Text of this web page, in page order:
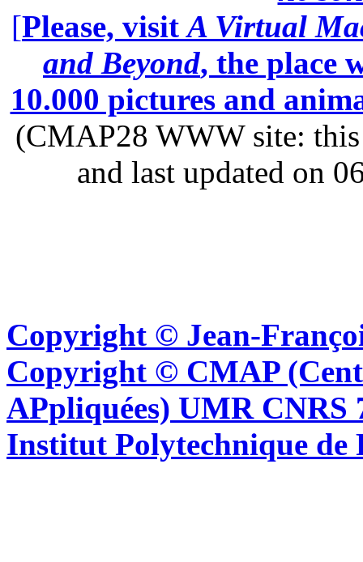
[Please, visit A Virtual
and Beyond, the place
10.000 pictures and
(CMAP28 WWW site: this
and last updated on
Copyright © Jean-
Copyright © CMAP
APpliquées) UMR CNRS
Institut Polytechnique de